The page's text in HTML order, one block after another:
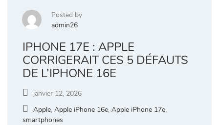
Posted by
admin26
IPHONE 17E : APPLE
CORRIGERAIT CES 5 DÉFAUTS
DE L’IPHONE 16E
janvier 12, 2026
Apple, Apple iPhone 16e, Apple iPhone 17e,
smartphones